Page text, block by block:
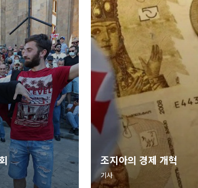
조지아의 경제 개혁
기사